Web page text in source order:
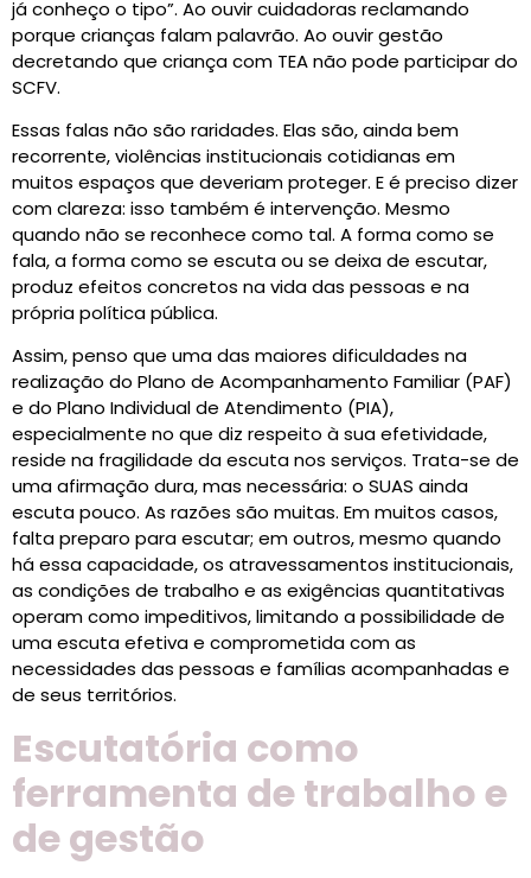
já conheço o tipo”. Ao ouvir cuidadoras reclamando
porque crianças falam palavrão. Ao ouvir gestão
decretando que criança com TEA não pode participar do
SCFV.
Essas falas não são raridades. Elas são, ainda bem
recorrente, violências institucionais cotidianas em
muitos espaços que deveriam proteger. E é preciso dizer
com clareza: isso também é intervenção. Mesmo
quando não se reconhece como tal. A forma como se
fala, a forma como se escuta ou se deixa de escutar,
produz efeitos concretos na vida das pessoas e na
própria política pública.
Assim, penso que uma das maiores dificuldades na
realização do Plano de Acompanhamento Familiar (PAF)
e do Plano Individual de Atendimento (PIA),
especialmente no que diz respeito à sua efetividade,
reside na fragilidade da escuta nos serviços. Trata-se de
uma afirmação dura, mas necessária: o SUAS ainda
escuta pouco. As razões são muitas. Em muitos casos,
falta preparo para escutar; em outros, mesmo quando
há essa capacidade, os atravessamentos institucionais,
as condições de trabalho e as exigências quantitativas
operam como impeditivos, limitando a possibilidade de
uma escuta efetiva e comprometida com as
necessidades das pessoas e famílias acompanhadas e
de seus territórios.
Escutatória como
ferramenta de trabalho e
de gestão